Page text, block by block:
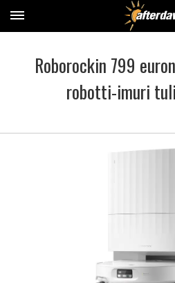
Roborockin 799
robotti-imuri